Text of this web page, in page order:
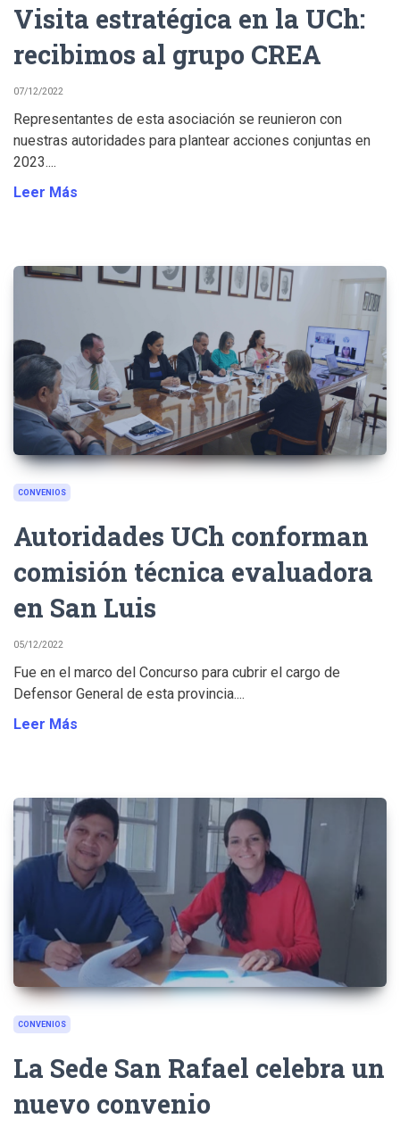
Visita estratégica en la UCh:
recibimos al grupo CREA
07/12/2022
Representantes de esta asociación se reunieron con
nuestras autoridades para plantear acciones conjuntas en
2023....
Leer Más
CONVENIOS
Autoridades UCh conforman
comisión técnica evaluadora
en San Luis
05/12/2022
Fue en el marco del Concurso para cubrir el cargo de
Defensor General de esta provincia....
Leer Más
CONVENIOS
La Sede San Rafael celebra un
nuevo convenio